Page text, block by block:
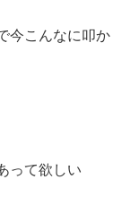
今こんなに叩か
って欲しい